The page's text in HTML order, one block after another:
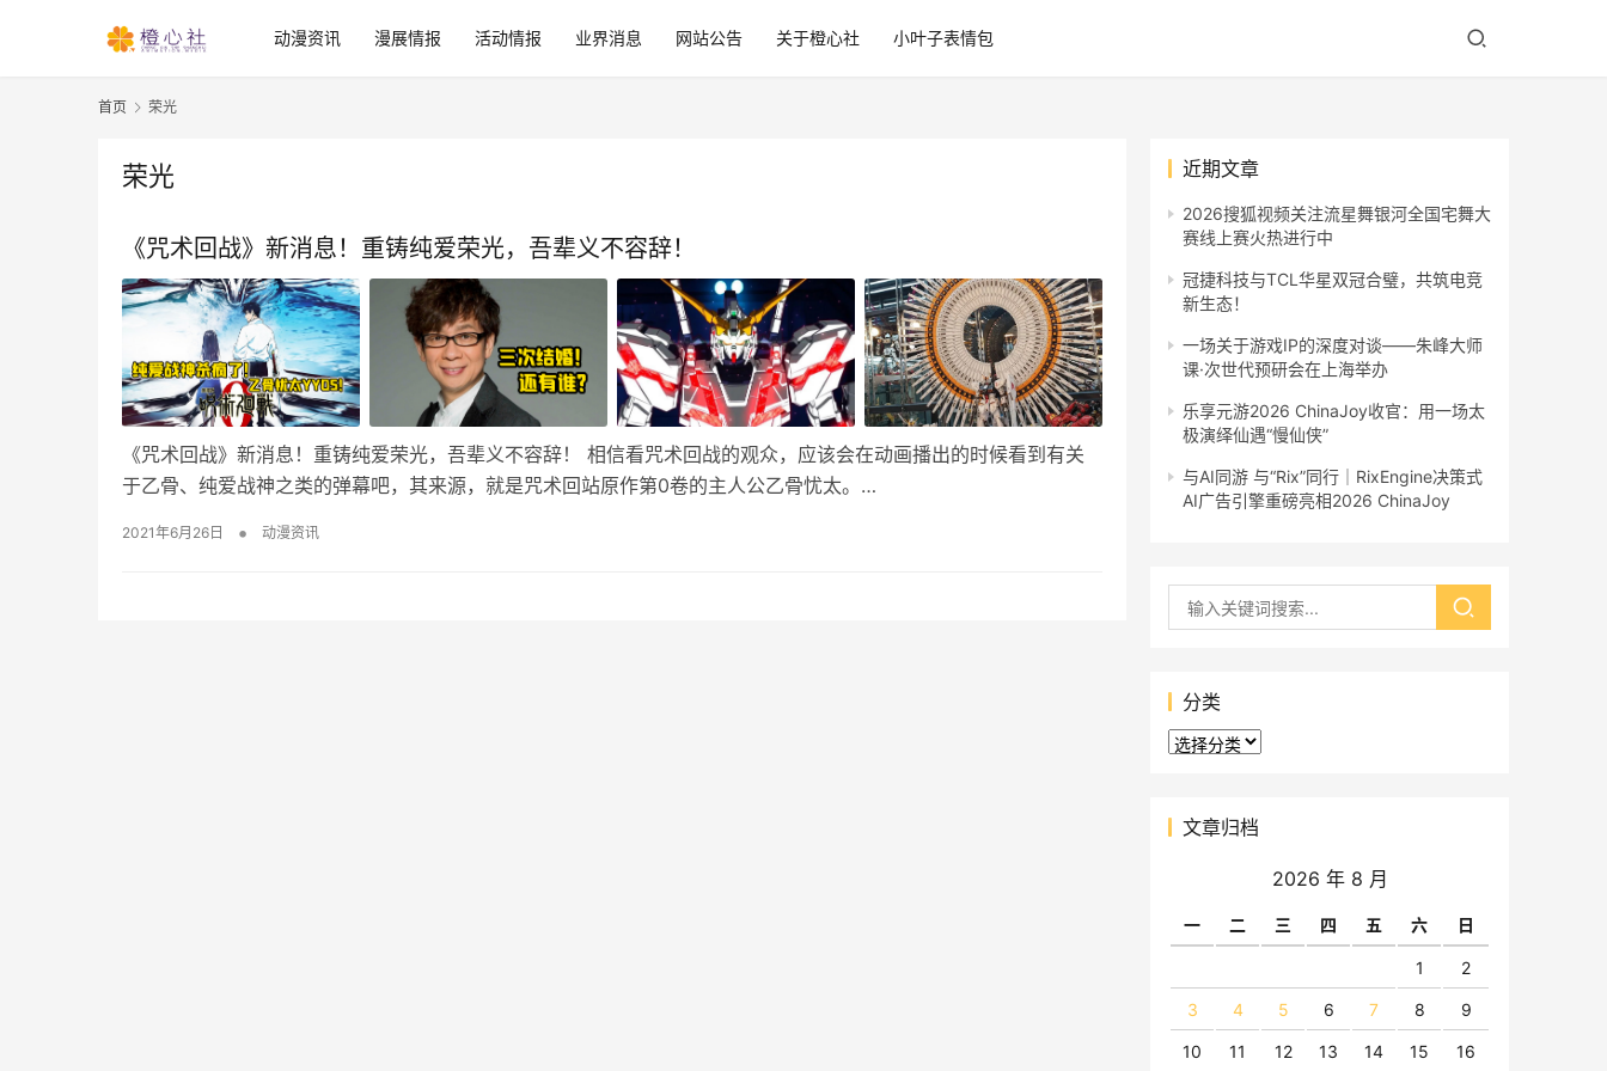
动漫资讯 漫展情报 活动情报 业界消息 网站公告 关于橙心社 小叶子表情包
首页 荣光
荣光
《咒术回战》新消息！重铸纯爱荣光，吾辈义不容辞！
《咒术回战》新消息！重铸纯爱荣光，吾辈义不容辞！ 相信看咒术回战的观众，应该会在动画播出的时候看到有关
于乙骨、纯爱战神之类的弹幕吧，其来源，就是咒术回站原作第0卷的主人公乙骨忧太。…
2021年6月26日 • 动漫资讯
近期文章
2026搜狐视频关注流星舞银河全国宅舞大
赛线上赛火热进行中
冠捷科技与TCL华星双冠合璧，共筑电竞
新生态！
一场关于游戏IP的深度对谈——朱峰大师
课·次世代预研会在上海举办
乐享元游2026 ChinaJoy收官：用一场太
极演绎仙遇“慢仙侠”
与AI同游 与“Rix”同行｜RixEngine决策式
AI广告引擎重磅亮相2026 ChinaJoy
分类
分
文章归档
2026 年 8 月
一 二 三 四 五 六 日
1 2
3 4 5 6 7 8 9
10 11 12 13 14 15 16